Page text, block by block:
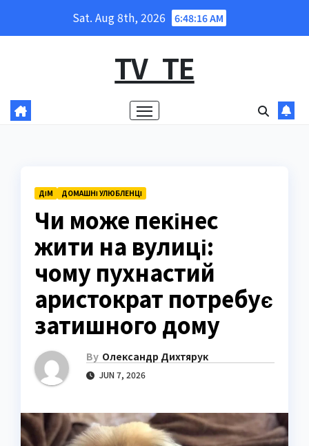
Sat. Aug 8th, 2026 6:48:17 AM
TV_TE
ДІМ ДОМАШНІ УЛЮБЛЕНЦІ
Чи може пекінес
жити на вулиці:
чому пухнастий
аристократ потребує
затишного дому
By Олександр Дихтярук
JUN 7, 2026